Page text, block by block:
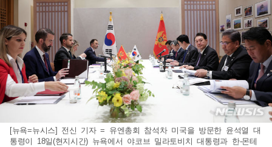
[뉴욕=뉴시스] 전신 기자 = 유엔총회 참석차 미국을 방문한 윤석열 대
통령이 18일(현지시간) 뉴욕에서 야코브 밀라토비치 대통령과 한-몬테